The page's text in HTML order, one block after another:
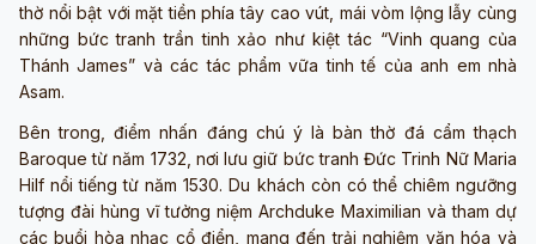
thờ nổi bật với mặt tiền phía tây cao vút, mái vòm lộng lẫy cùng
những bức tranh trần tinh xảo như kiệt tác “Vinh quang của
Thánh James” và các tác phẩm vữa tinh tế của anh em nhà
Asam.
Bên trong, điểm nhấn đáng chú ý là bàn thờ đá cẩm thạch
Baroque từ năm 1732, nơi lưu giữ bức tranh Đức Trinh Nữ Maria
Hilf nổi tiếng từ năm 1530. Du khách còn có thể chiêm ngưỡng
tượng đài hùng vĩ tưởng niệm Archduke Maximilian và tham dự
các buổi hòa nhạc cổ điển, mang đến trải nghiệm văn hóa và